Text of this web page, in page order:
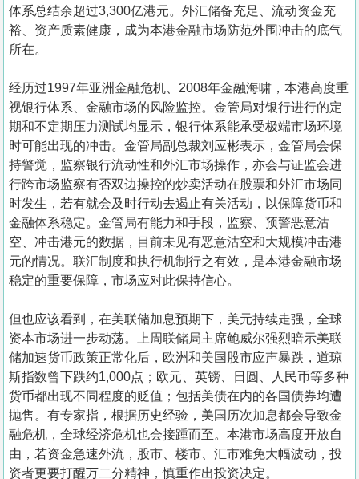
体系总结余超过3,300亿港元。外汇储备充足、流动资金充
裕、资产质素健康，成为本港金融市场防范外围冲击的底气
所在。
经历过1997年亚洲金融危机、2008年金融海啸，本港高度重
视银行体系、金融市场的风险监控。金管局对银行进行的定
期和不定期压力测试均显示，银行体系能承受极端市场环境
时可能出现的冲击。金管局副总裁刘应彬表示，金管局会保
持警觉，监察银行流动性和外汇市场操作，亦会与证监会进
行跨市场监察有否双边操控的炒卖活动在股票和外汇市场同
时发生，若有就会及时行动去遏止有关活动，以保障货币和
金融体系稳定。金管局有能力和手段，监察、预警恶意沽
空、冲击港元的数据，目前未见有恶意沽空和大规模冲击港
元的情况。联汇制度和执行机制行之有效，是本港金融市场
稳定的重要保障，市场应对此保持信心。
但也应该看到，在美联储加息预期下，美元持续走强，全球
资本市场进一步动荡。上周联储局主席鲍威尔强烈暗示美联
储加速货币政策正常化后，欧洲和美国股市应声暴跌，道琼
斯指数曾下跌约1,000点；欧元、英镑、日圆、人民币等多种
货币都出现不同程度的贬值；包括美债在内的各国债券均遭
抛售。有专家指，根据历史经验，美国历次加息都会导致金
融危机，全球经济危机也会接踵而至。本港市场高度开放自
由，若资金急速外流，股市、楼市、汇市难免大幅波动，投
资者更要打醒万二分精神，慎重作出投资决定。